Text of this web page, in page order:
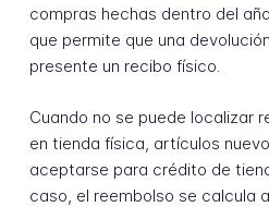
compras hechas dentro del
que permite que una
presente un recibo físico.
Cuando no se puede localizar
en tienda física, artículos
aceptarse para crédito de
caso, el reembolso se calcula